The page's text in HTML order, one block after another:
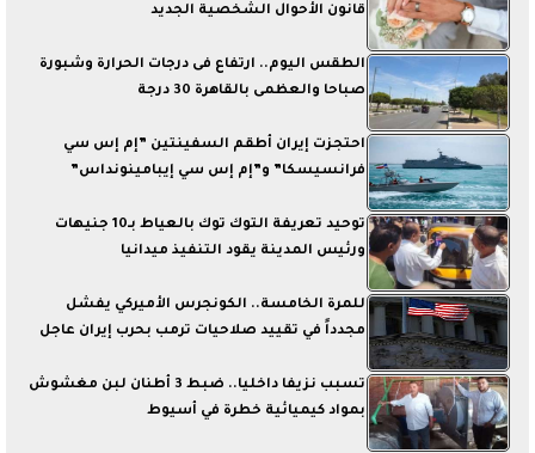
قانون الأحوال الشخصية الجديد
الطقس اليوم.. ارتفاع فى درجات الحرارة وشبورة
صباحا والعظمى بالقاهرة 30 درجة
احتجزت إيران أطقم السفينتين ”إم إس سي
فرانسيسكا” و”إم إس سي إيبامينونداس”
توحيد تعريفة التوك توك بالعياط بـ10 جنيهات
ورئيس المدينة يقود التنفيذ ميدانيا
للمرة الخامسة.. الكونجرس الأميركي يفشل
مجدداً في تقييد صلاحيات ترمب بحرب إيران عاجل
تسبب نزيفا داخليا.. ضبط 3 أطنان لبن مغشوش
بمواد كيميائية خطرة في أسيوط